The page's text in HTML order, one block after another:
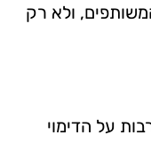
ולא רק
על הדימוי